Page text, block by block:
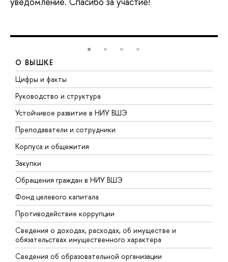
О ВЫШКЕ
Цифры и факты
Руководство и структура
Устойчивое развитие в НИУ ВШЭ
Преподаватели и сотрудники
Корпуса и общежития
Закупки
Обращения граждан в НИУ ВШЭ
Фонд целевого капитала
Противодействие коррупции
Сведения о доходах, расходах, об имуществе и
обязательствах имущественного характера
Сведения об образовательной организации